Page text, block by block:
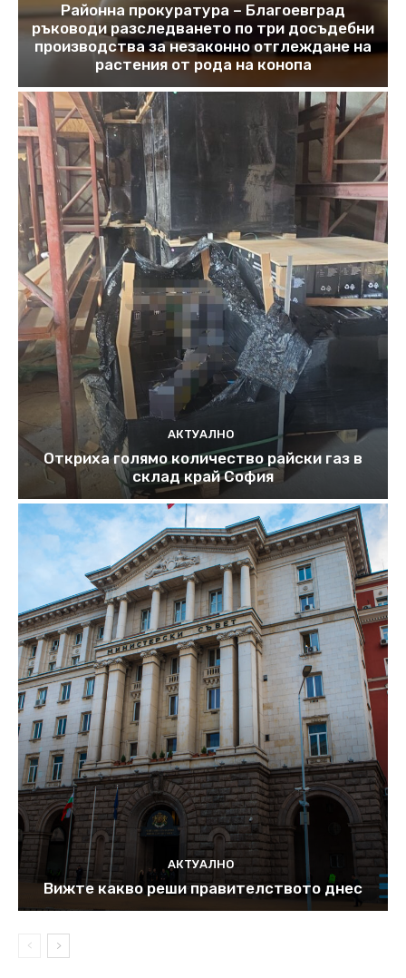
Районна прокуратура – Благоевград
ръководи разследването по три досъдебни
производства за незаконно отглеждане на
растения от рода на конопа
АКТУАЛНО
Откриха голямо количество райски газ в
склад край София
АКТУАЛНО
Вижте какво реши правителството днес